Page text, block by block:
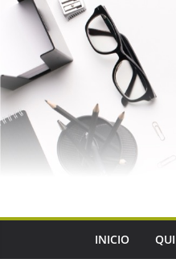
Saltar
contenido
INICIO